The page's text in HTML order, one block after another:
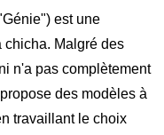
est une
chicha. Malgré des
n'a pas complètement
des modèles à
travaillant le choix